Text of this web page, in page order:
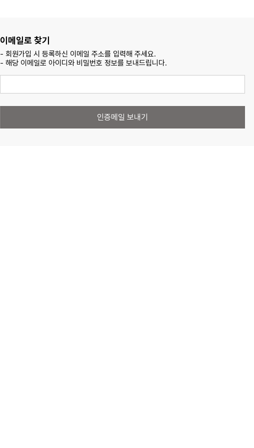
이메일로 찾기
- 회원가입 시 등록하신 이메일 주소를 입력해 주세요.
- 해당 이메일로 아이디와 비밀번호 정보를 보내드립니다.
인증메일 보내기